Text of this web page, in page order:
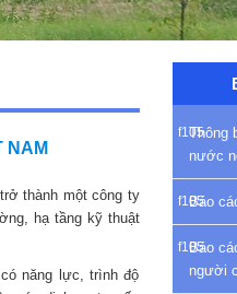
NAM
thành một công ty
hạ tầng kỹ thuật
năng lực, trình độ
Thông
nước
Báo
Báo
người